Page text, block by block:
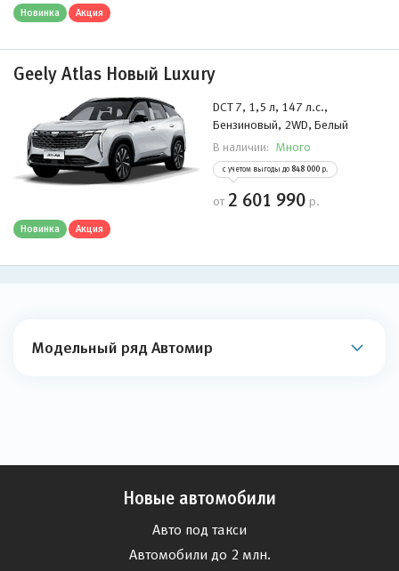
Новинка Акция
Geely Atlas Новый Luxury
DCT 7, 1,5 л, 147 л.с.,
Бензиновый, 2WD, Белый
В наличии: Много
с учетом выгоды до 848 000 р.
от 2 601 990 р.
Новинка Акция
Модельный ряд Автомир
Новые автомобили
Авто под такси
Автомобили до 2 млн.